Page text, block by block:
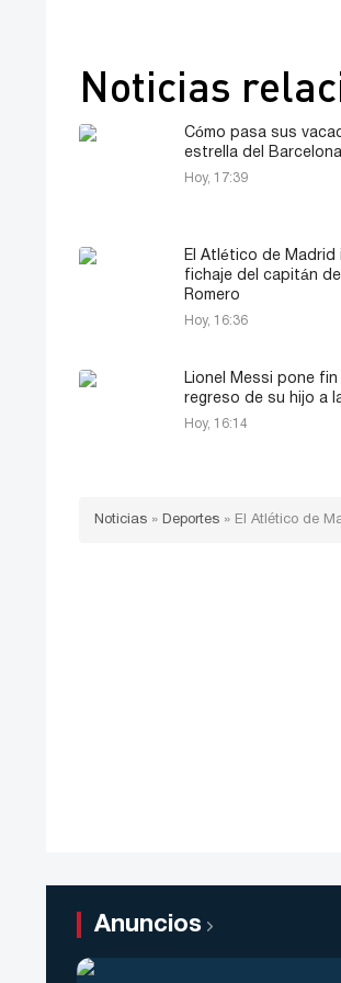
Noticias
Cómo pasa sus
estrella del
Hoy, 17:39
El Atlético de Madrid
fichaje del capitán
Romero
Hoy, 16:36
Lionel Messi pone
regreso de su hijo a
Hoy, 16:14
Noticias » Deportes » El Atlético de
Anuncios